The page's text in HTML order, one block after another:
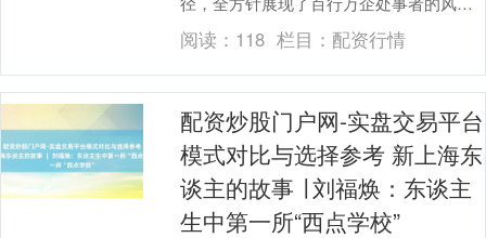
范。在不久前举办的第十届TELL+DREAM
行....
阅读： 118 栏目： 配资行情
配资炒股门户网-实盘交易平台
模式对比与选择参考 新上海东
谈主的故事 ∣ 刘福焕：东谈主
生中第一所“西点学校”